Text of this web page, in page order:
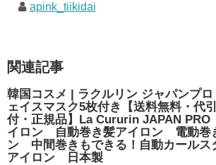
apink_tiikidai
関連記事
韓国コスメ | ラクルリン ジャパンプ
ェイスマスク5枚付き【送料無料・代
付・正規品】La Cururin JAPAN
イロン 自動巻き髪アイロン 電動巻
ン 中間巻きもできる！自動カールス
アイロン 日本製